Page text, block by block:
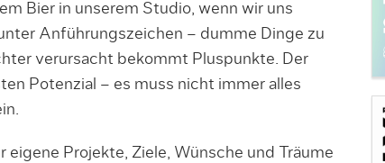
Bier in unserem Studio, wenn wir uns
Anführungszeichen – dumme Dinge zu
verursacht bekommt Pluspunkte. Der
Potenzial – es muss nicht immer alles
Projekte, Ziele, Wünsche und Träume